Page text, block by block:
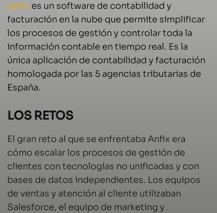
Anfix es un software de contabilidad y
facturación en la nube que permite simplificar
los procesos de gestión y controlar toda la
información contable en tiempo real. Es la
única aplicación de contabilidad y facturación
homologada por las 5 agencias tributarias de
España.
LOS RETOS
El gran reto al que se enfrentaba Anfix era
cómo escalar los procesos de gestión de
clientes con tecnologías no unificadas y con
bases de datos independientes. Los equipos
de ventas y atención al cliente utilizaban
Salesforce, el equipo de marketing y